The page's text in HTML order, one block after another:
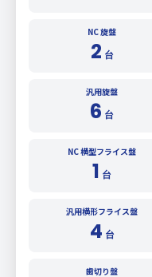
NC 旋盤
2 台
汎用旋盤
6 台
NC 横型フライス盤
1 台
汎用横形フライス盤
4 台
歯切り盤